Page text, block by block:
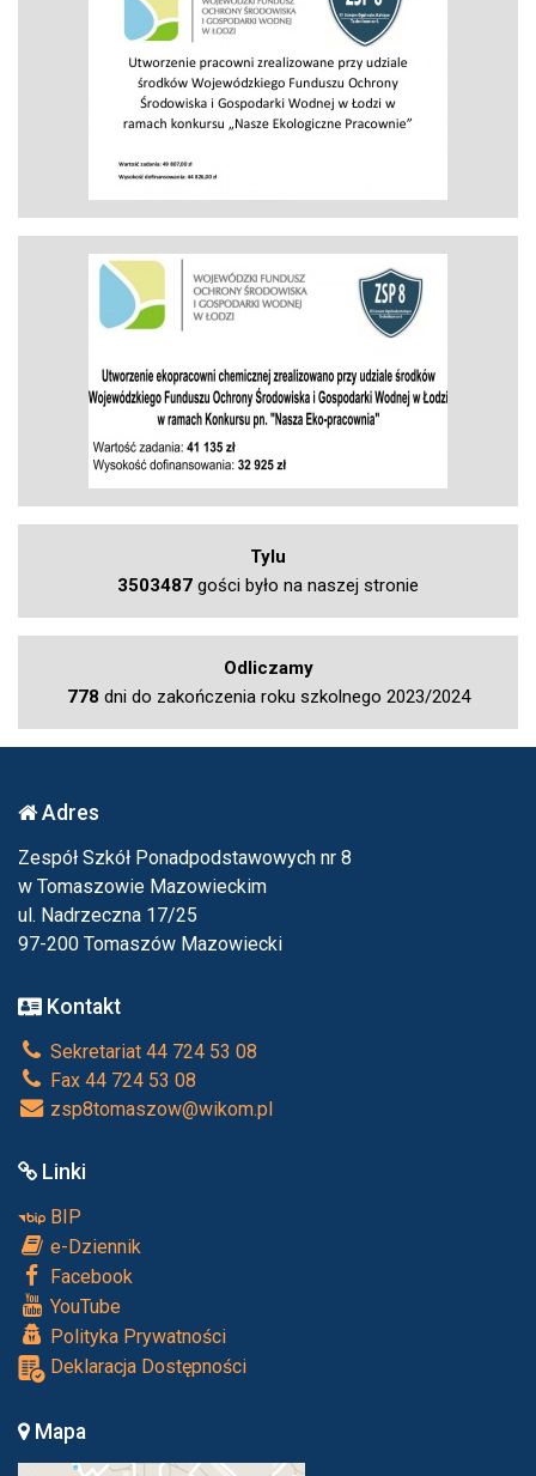
Tylu
3503487 gości było na naszej stronie
Odliczamy
778 dni do zakończenia roku szkolnego 2023/2024
Adres
Zespół Szkół Ponadpodstawowych nr 8
w Tomaszowie Mazowieckim
ul. Nadrzeczna 17/25
97-200 Tomaszów Mazowiecki
Kontakt
Sekretariat 44 724 53 08
Fax 44 724 53 08
zsp8tomaszow@wikom.pl
Linki
BIP
e-Dziennik
Facebook
YouTube
Polityka Prywatności
Deklaracja Dostępności
Mapa